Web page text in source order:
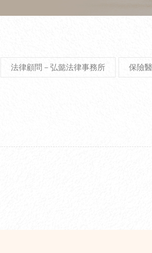
法律顧問－弘懿法律事務所 保險